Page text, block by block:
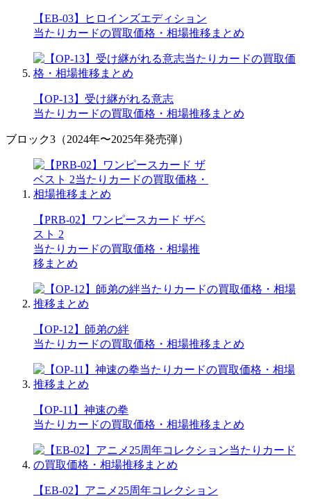
【EB-03】ヒロインズエディション
当たりカードの買取価格・相場推移まとめ
【OP-13】受け継がれる意志
当たりカードの買取価格・相場推移まとめ
ブロック3（2024年〜2025年発売弾）
【PRB-02】ワンピースカード ザベ
スト 2
当たりカードの買取価格・相場推
移まとめ
【OP-12】師弟の絆
当たりカードの買取価格・相場推移まとめ
【OP-11】神速の拳
当たりカードの買取価格・相場推移まとめ
【EB-02】アニメ25周年コレクション